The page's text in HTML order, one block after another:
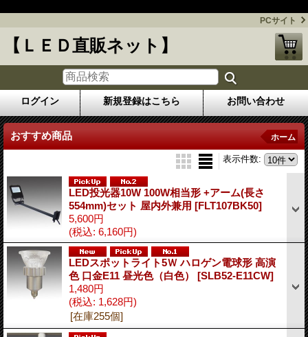
PCサイト
【ＬＥＤ直販ネット】
ログイン 新規登録はこちら お問い合わせ
おすすめ商品 ホーム
表示件数:
LED投光器10W 100W相当形 +アーム(長さ
554mm)セット 屋内外兼用 [FLT107BK50]
5,600円
(税込: 6,160円)
LEDスポットライト5Ｗ ハロゲン電球形 高演
色 口金E11 昼光色（白色） [SLB52-E11CW]
1,480円
(税込: 1,628円)
[在庫255個]